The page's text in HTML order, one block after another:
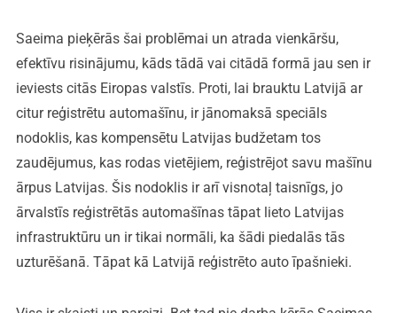
Saeima pieķērās šai problēmai un atrada vienkāršu,
efektīvu risinājumu, kāds tādā vai citādā formā jau sen ir
ieviests citās Eiropas valstīs. Proti, lai brauktu Latvijā ar
citur reģistrētu automašīnu, ir jānomaksā speciāls
nodoklis, kas kompensētu Latvijas budžetam tos
zaudējumus, kas rodas vietējiem, reģistrējot savu mašīnu
ārpus Latvijas. Šis nodoklis ir arī visnotaļ taisnīgs, jo
ārvalstīs reģistrētās automašīnas tāpat lieto Latvijas
infrastruktūru un ir tikai normāli, ka šādi piedalās tās
uzturēšanā. Tāpat kā Latvijā reģistrēto auto īpašnieki.